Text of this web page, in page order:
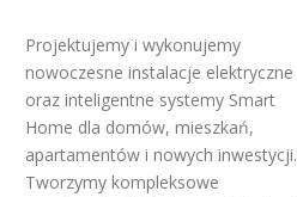
Projektujemy i wykonujemy
nowoczesne instalacje elektryczne
oraz inteligentne systemy Smart
Home dla domów, mieszkań,
apartamentów i nowych inwestycji.
Tworzymy kompleksowe